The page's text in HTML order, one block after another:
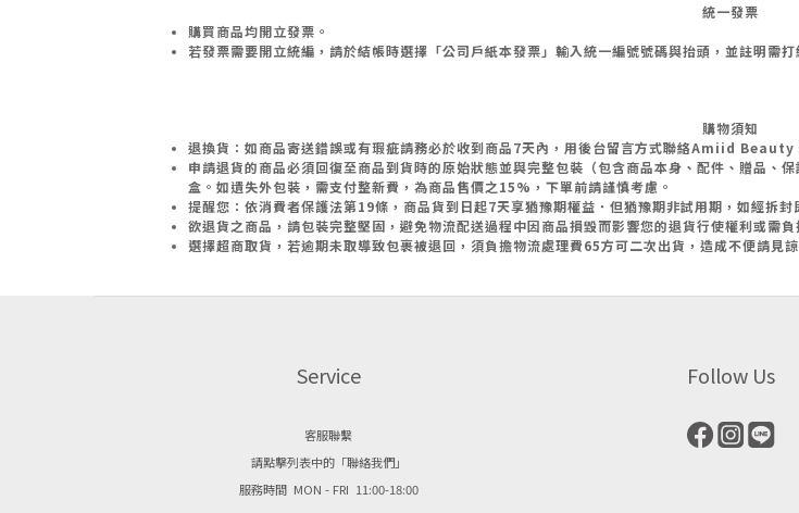
統一發票
購買商品均開立發票。
若發票需要開立統編，請於結帳時選擇「公司戶紙本發票」輸入統一編號號碼與抬頭，並註明需打
購物須知
退換貨：如商品寄送錯誤或有瑕疵請務必於收到商品7天內，用後台留言方式聯絡Amiid Beauty
申請退貨的商品必須回復至商品到貨時的原始狀態並與完整包裝（包含商品本身、配件、贈品、
盒。如遺失外包裝，需支付整新費，為商品售價之15%，下單前請謹慎考慮。
提醒您：依消費者保護法第19條，商品貨到日起7天享猶豫期權益．但猶豫期非試用期，如經拆封
欲退貨之商品，請包裝完整堅固，避免物流配送過程中因商品損毀而影響您的退貨行使權利或需負
選擇超商取貨，若逾期未取導致包裹被退回，須負擔物流處理費65方可二次出貨，造成不便請見諒
Service
客服聯繫
請點擊列表中的「聯絡我們」
服務時間 MON - FRI 11:00-18:00
Follow Us